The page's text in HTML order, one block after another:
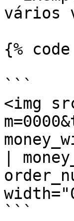
vários
{%
```
<img
|
```